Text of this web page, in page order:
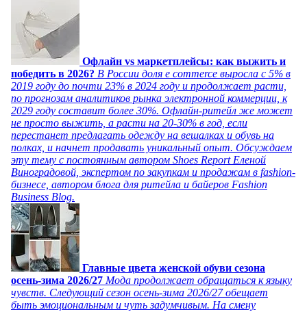
Офлайн vs маркетплейсы: как выжить и
победить в 2026? В России доля e commerce выросла с 5% в
2019 году до почти 23% в 2024 году и продолжает расти,
по прогнозам аналитиков рынка электронной коммерции, к
2029 году составит более 30%. Офлайн-ритейл же может
не просто выжить, а расти на 20-30% в год, если
перестанет предлагать одежду на вешалках и обувь на
полках, и начнет продавать уникальный опыт. Обсуждаем
эту тему с постоянным автором Shoes Report Еленой
Виноградовой, экспертом по закупкам и продажам в fashion-
бизнесе, автором блога для ритейла и байеров Fashion
Business Blog.
Главные цвета женской обуви сезона
осень-зима 2026/27 Мода продолжает обращаться к языку
чувств. Следующий сезон осень-зима 2026/27 обещает
быть эмоциональным и чуть задумчивым. На смену